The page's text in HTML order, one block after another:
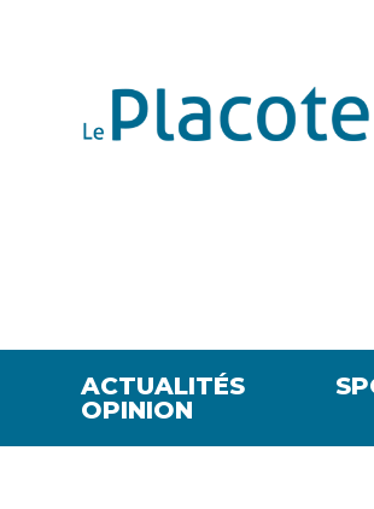
ACTUALITÉS
OPINION